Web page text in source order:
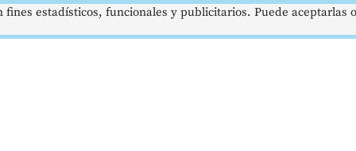
estadísticos, funcionales y publicitarios. Puede aceptarlas